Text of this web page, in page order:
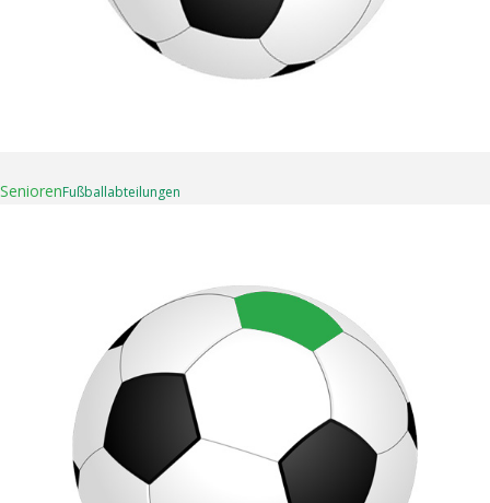
SeniorenFußball­abteilungen